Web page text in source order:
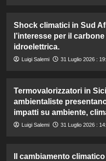
Shock climatici in Sud
l’interesse per il
idroelettrica.
Luigi Salemi 31 Luglio 2026 :
Termovalorizzatori in
ambientaliste
impatti su ambiente,
Luigi Salemi 31 Luglio 2026 :
Il cambiamento